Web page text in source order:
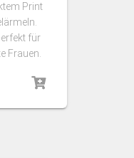
Print
für
Frauen.